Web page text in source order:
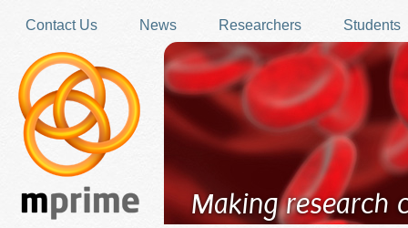
Contact Us
News Researchers Students
Making research